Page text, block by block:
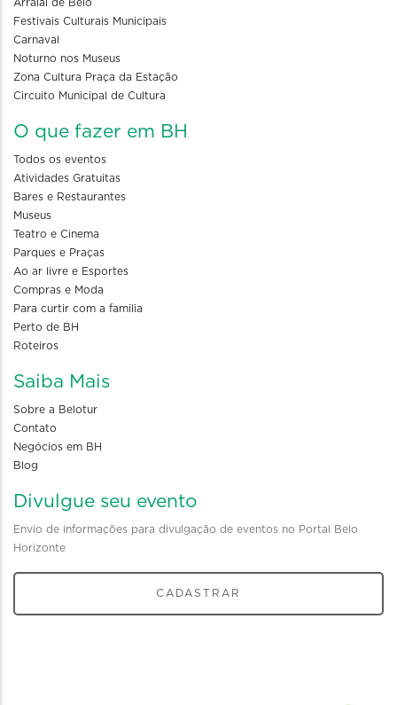
Arraial de Belô
Festivais Culturais Municipais
Carnaval
Noturno nos Museus
Zona Cultura Praça da Estação
Circuito Municipal de Cultura
O que fazer em BH
Todos os eventos
Atividades Gratuitas
Bares e Restaurantes
Museus
Teatro e Cinema
Parques e Praças
Ao ar livre e Esportes
Compras e Moda
Para curtir com a familia
Perto de BH
Roteiros
Saiba Mais
Sobre a Belotur
Contato
Negócios em BH
Blog
Divulgue seu evento
Envio de informações para divulgação de eventos no Portal Belo
Horizonte
CADASTRAR